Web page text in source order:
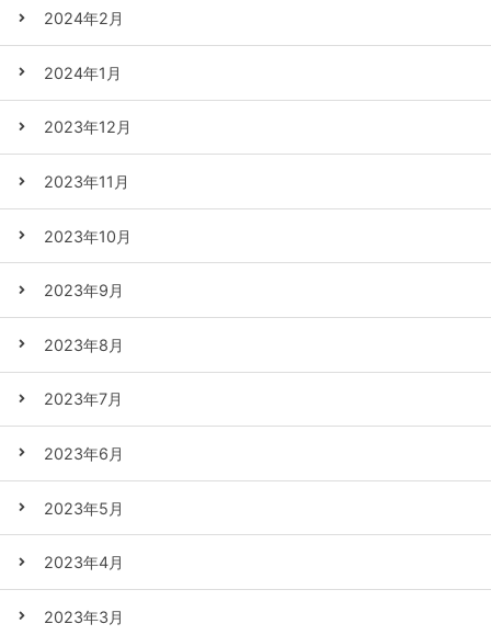
2024年2月
2024年1月
2023年12月
2023年11月
2023年10月
2023年9月
2023年8月
2023年7月
2023年6月
2023年5月
2023年4月
2023年3月